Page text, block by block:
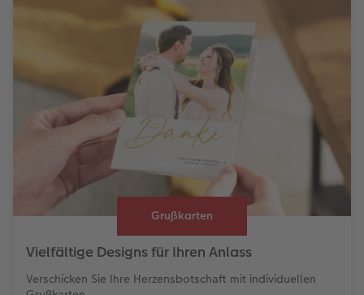
Grußkarten
Vielfältige Designs für Ihren Anlass
Verschicken Sie Ihre Herzensbotschaft mit individuellen